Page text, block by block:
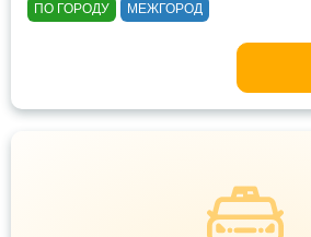
ПО ГОРОДУ МЕЖГОРОД